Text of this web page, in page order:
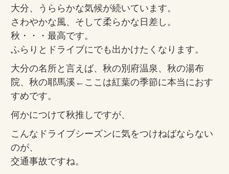
大分、うららかな気候が続いています。
さわやかな風、そして柔らかな日差し。
秋・・・最高です。
ふらりとドライブにでも出かけたくなります。
大分の名所と言えば、秋の別府温泉、秋の湯布
院、秋の耶馬溪←ここは紅葉の季節に本当におす
すめです。
何かにつけて秋推しですが、
こんなドライブシーズンに気をつけねばならない
のが、
交通事故ですね。